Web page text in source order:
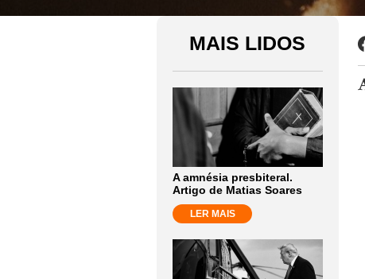
MAIS LIDOS
A amnésia presbiteral.
Artigo de Matias Soares
LER MAIS